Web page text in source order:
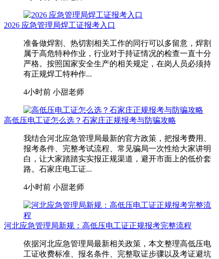
2026 应急管理局焊工证报考入口
准备做焊割、热切割相关工作的同行可以多留意，焊割
属于高危特种作业，行业对于持证情况的检查一直十分
严格。按照国家安全生产的相关规定，在岗人员必须持
有正规焊工特种作...
4小时前 小甜老师
高低压电工证怎么选？石家庄正规报考与防骗攻略
我结合河北应急管理局最新的官方政策，把报考费用、
报考条件、完整考试流程、常见骗局一次性给大家讲明
白，让大家踏踏实实报正规渠道，避开市面上的低价套
路。石家庄电工证...
4小时前 小甜老师
河北应急管理局新规：高低压电工证正规报考完整流程
依据河北应急管理局最新相关政策，本文整理高低压电
工证收费标准、报名条件、完整取证步骤以及考证避坑